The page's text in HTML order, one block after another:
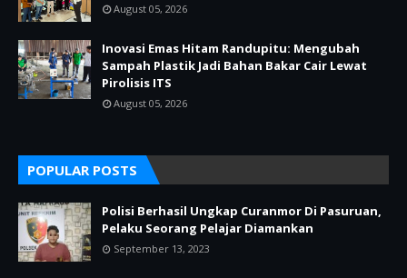
August 05, 2026
Inovasi Emas Hitam Randupitu: Mengubah
Sampah Plastik Jadi Bahan Bakar Cair Lewat
Pirolisis ITS
August 05, 2026
POPULAR POSTS
Polisi Berhasil Ungkap Curanmor Di Pasuruan,
Pelaku Seorang Pelajar Diamankan
September 13, 2023